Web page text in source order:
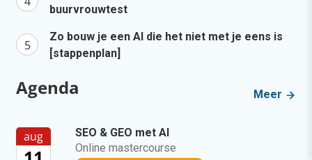
buurvrouwtest
Zo bouw je een AI die het niet met je eens is
[stappenplan]
Agenda Meer
aug
SEO & GEO met AI
Online mastercourse